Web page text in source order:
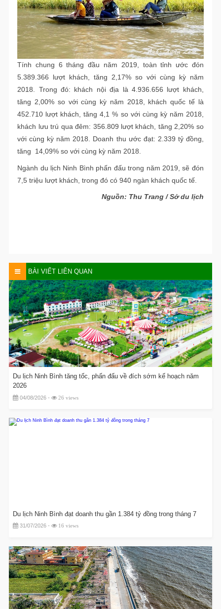
Tính chung 6 tháng đầu năm 2019, toàn tỉnh ước đón
5.389.366 lượt khách, tăng 2,17% so với cùng kỳ năm
2018. Trong đó: khách nội địa là 4.936.656 lượt khách,
tăng 2,00% so với cùng kỳ năm 2018, khách quốc tế là
452.710 lượt khách, tăng 4,1 % so với cùng kỳ năm 2018,
khách lưu trú qua đêm: 356.809 lượt khách, tăng 2,20% so
với cùng kỳ năm 2018. Doanh thu ước đạt: 2.339 tỷ đồng,
tăng 14,09% so với cùng kỳ năm 2018.
Ngành du lịch Ninh Bình phấn đấu trong năm 2019, sẽ đón
7,5 triệu lượt khách, trong đó có 940 ngàn khách quốc tế.
Nguồn: Thu Trang / Sở du lịch
BÀI VIẾT LIÊN QUAN
Du lịch Ninh Bình tăng tốc, phấn đấu về đích sớm kế hoạch năm
2026
04/08/2026 - 26 views
Du lịch Ninh Bình đạt doanh thu gần 1.384 tỷ đồng trong tháng 7
31/07/2026 - 16 views